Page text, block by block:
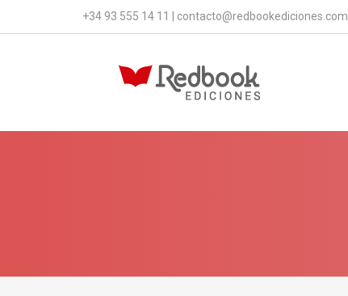
+34 93 555 14 11 contacto@redbookediciones.com